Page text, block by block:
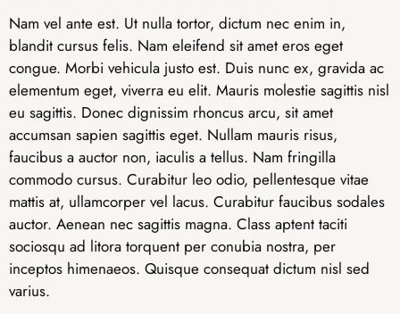
Nam vel ante est. Ut nulla tortor, dictum nec enim in,
blandit cursus felis. Nam eleifend sit amet eros eget
congue. Morbi vehicula justo est. Duis nunc ex, gravida ac
elementum eget, viverra eu elit. Mauris molestie sagittis nisl
eu sagittis. Donec dignissim rhoncus arcu, sit amet
accumsan sapien sagittis eget. Nullam mauris risus,
faucibus a auctor non, iaculis a tellus. Nam fringilla
commodo cursus. Curabitur leo odio, pellentesque vitae
mattis at, ullamcorper vel lacus. Curabitur faucibus sodales
auctor. Aenean nec sagittis magna. Class aptent taciti
sociosqu ad litora torquent per conubia nostra, per
inceptos himenaeos. Quisque consequat dictum nisl sed
varius.